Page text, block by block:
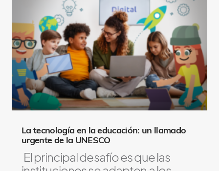
La tecnología en la educación: un llamado
urgente de la UNESCO
El principal desafío es que las